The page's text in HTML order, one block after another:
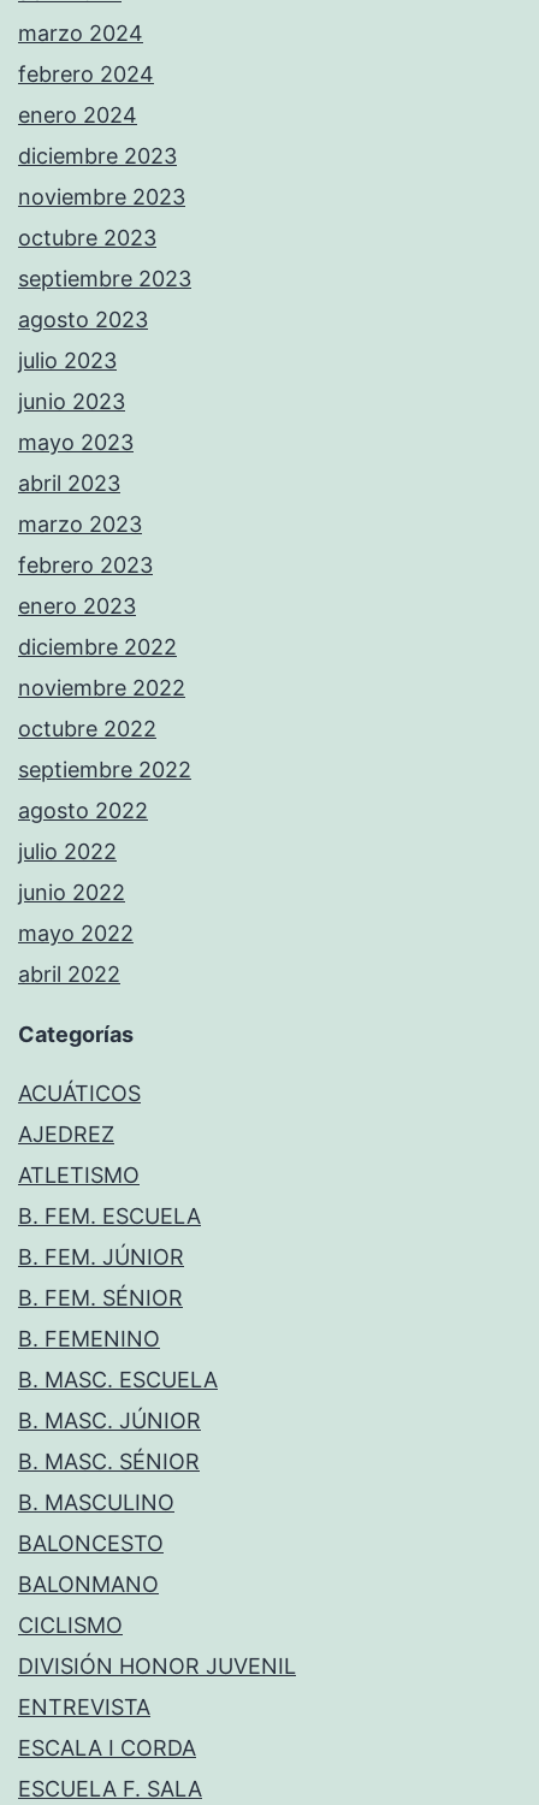
marzo 2024
febrero 2024
enero 2024
diciembre 2023
noviembre 2023
octubre 2023
septiembre 2023
agosto 2023
julio 2023
junio 2023
mayo 2023
abril 2023
marzo 2023
febrero 2023
enero 2023
diciembre 2022
noviembre 2022
octubre 2022
septiembre 2022
agosto 2022
julio 2022
junio 2022
mayo 2022
abril 2022
Categorías
ACUÁTICOS
AJEDREZ
ATLETISMO
B. FEM. ESCUELA
B. FEM. JÚNIOR
B. FEM. SÉNIOR
B. FEMENINO
B. MASC. ESCUELA
B. MASC. JÚNIOR
B. MASC. SÉNIOR
B. MASCULINO
BALONCESTO
BALONMANO
CICLISMO
DIVISIÓN HONOR JUVENIL
ENTREVISTA
ESCALA I CORDA
ESCUELA F. SALA